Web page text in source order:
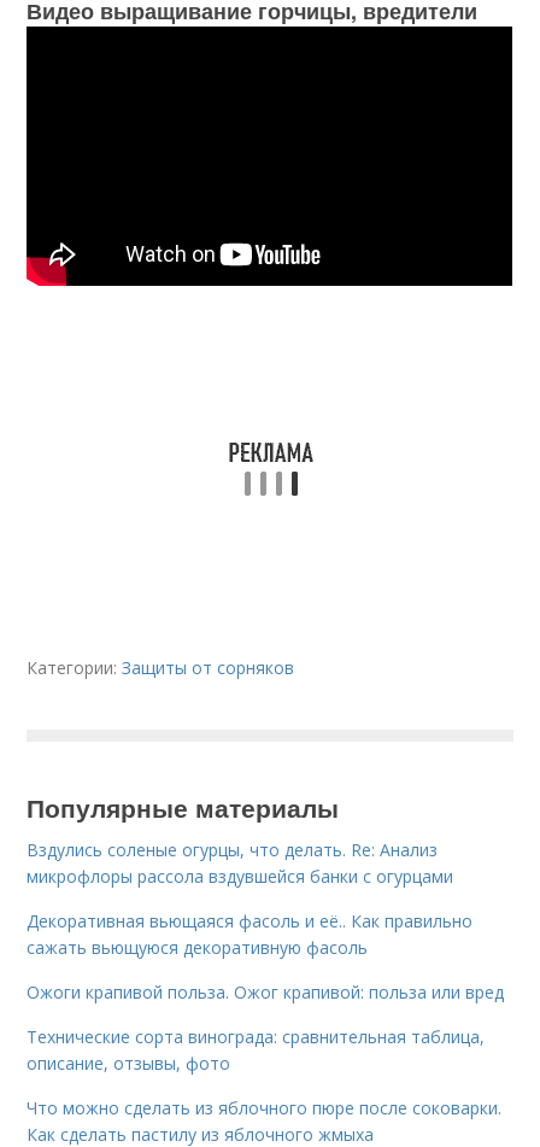
Видео выращивание горчицы, вредители
Категории:Защиты от сорняков
Популярные материалы
Вздулись соленые огурцы, что делать. Re: Анализ
микрофлоры рассола вздувшейся банки с огурцами
Декоративная вьющаяся фасоль и её.. Как правильно
сажать вьющуюся декоративную фасоль
Ожоги крапивой польза. Ожог крапивой: польза или вред
Технические сорта винограда: сравнительная таблица,
описание, отзывы, фото
Что можно сделать из яблочного пюре после соковарки.
Как сделать пастилу из яблочного жмыха